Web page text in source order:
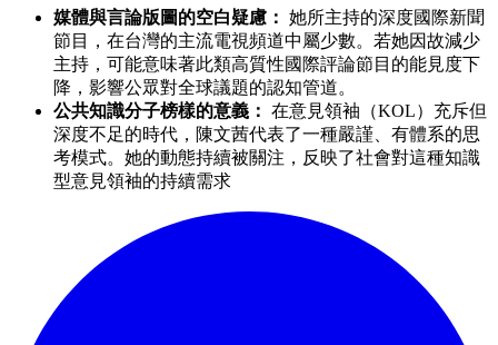
媒體與言論版圖的空白疑慮： 她所主持的深度國際新聞
節目，在台灣的主流電視頻道中屬少數。若她因故減少
主持，可能意味著此類高質性國際評論節目的能見度下
降，影響公眾對全球議題的認知管道。
公共知識分子榜樣的意義： 在意見領袖（KOL）充斥但
深度不足的時代，陳文茜代表了一種嚴謹、有體系的思
考模式。她的動態持續被關注，反映了社會對這種知識
型意見領袖的持續需求